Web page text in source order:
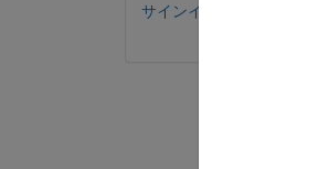
サインインしてコメント